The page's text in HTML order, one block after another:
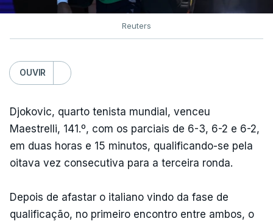
Reuters
OUVIR
Djokovic, quarto tenista mundial, venceu
Maestrelli, 141.º, com os parciais de 6-3, 6-2 e 6-2,
em duas horas e 15 minutos, qualificando-se pela
oitava vez consecutiva para a terceira ronda.
Depois de afastar o italiano vindo da fase de
qualificação, no primeiro encontro entre ambos, o